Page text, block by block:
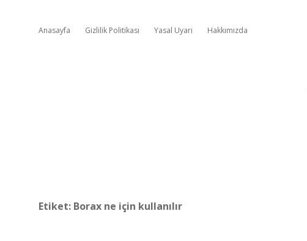
Anasayfa Gizlilik Politikası Yasal Uyarı Hakkımızda
Etiket: Borax ne için kullanılır